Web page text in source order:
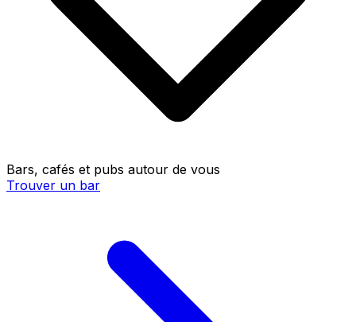
Bars, cafés et pubs autour de vous
Trouver un bar